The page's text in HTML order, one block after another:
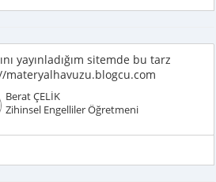
yayınladığım sitemde bu tarz
Berat ÇELİK
Zihinsel Engelliler Öğretmeni